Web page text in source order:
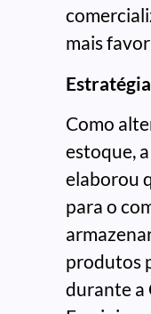
mais
Como
estoque,
elaborou
para o
produtos
durante a